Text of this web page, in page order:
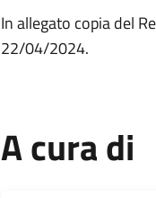
In allegato copia del
22/04/2024.
A cura di